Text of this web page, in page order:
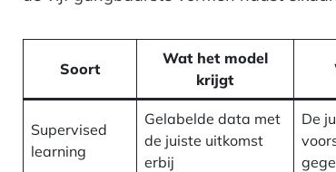
Soort
Wat het model
krijgt
Supervised
learning
Gelabelde data met
de juiste uitkomst
erbij
De